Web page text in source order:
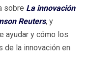
sobre La innovación
Reuters, y
ayudar y cómo los
la innovación en